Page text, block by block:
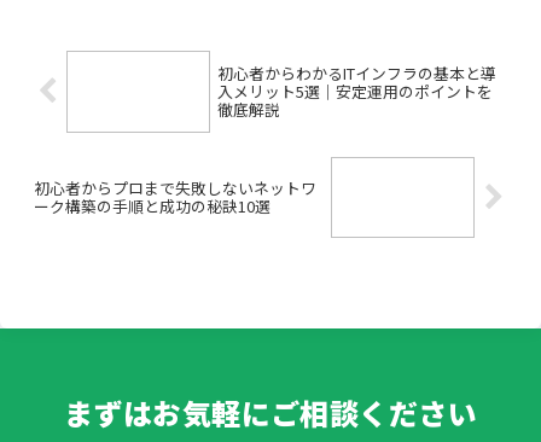
初心者からわかるITインフラの基本と導
入メリット5選｜安定運用のポイントを
徹底解説
初心者からプロまで失敗しないネットワ
ーク構築の手順と成功の秘訣10選
まずはお気軽にご相談ください